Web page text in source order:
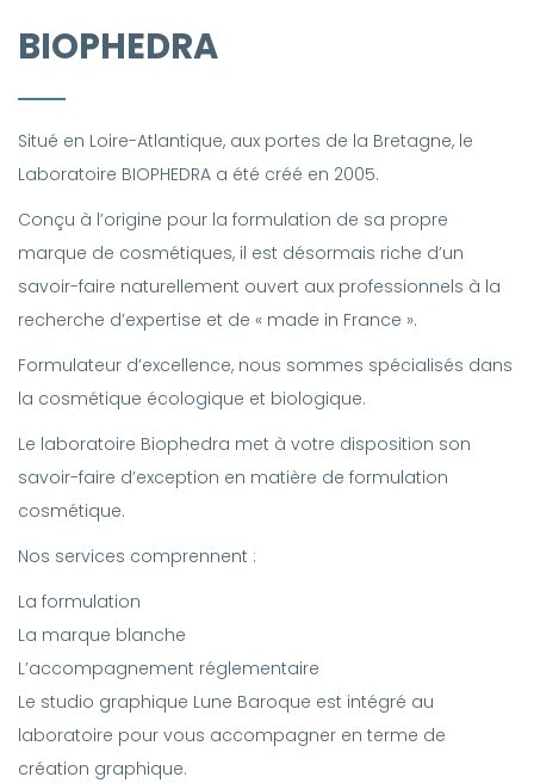
BIOPHEDRA
Situé en Loire-Atlantique, aux portes de la Bretagne, le
Laboratoire BIOPHEDRA a été créé en 2005.
Conçu à l’origine pour la formulation de sa propre
marque de cosmétiques, il est désormais riche d’un
savoir-faire naturellement ouvert aux professionnels à la
recherche d’expertise et de « made in France ».
Formulateur d’excellence, nous sommes spécialisés dans
la cosmétique écologique et biologique.
Le laboratoire Biophedra met à votre disposition son
savoir-faire d’exception en matière de formulation
cosmétique.
Nos services comprennent :
La formulation
La marque blanche
L’accompagnement réglementaire
Le studio graphique Lune Baroque est intégré au
laboratoire pour vous accompagner en terme de
création graphique.